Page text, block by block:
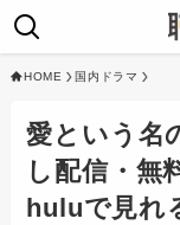
HOME 国内ドラマ
愛という名
し配信・無
huluで見れ